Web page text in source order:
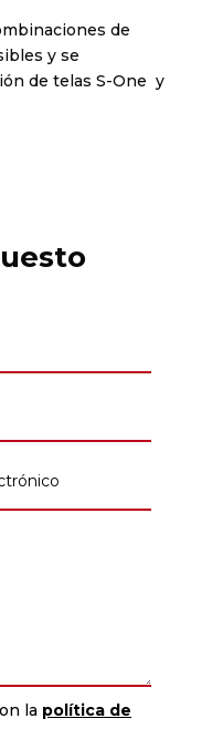
de
y se
de telas S-One y
la política de